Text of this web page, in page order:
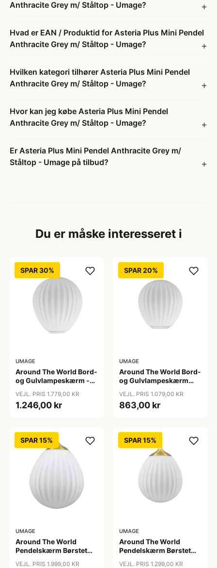
Anthracite Grey m/ Ståltop - Umage?
Hvad er EAN / Produktid for Asteria Plus Mini Pendel
Anthracite Grey m/ Ståltop - Umage?
Hvilken kategori tilhører Asteria Plus Mini Pendel
Anthracite Grey m/ Ståltop - Umage?
Hvor kan jeg købe Asteria Plus Mini Pendel
Anthracite Grey m/ Ståltop - Umage?
Er Asteria Plus Mini Pendel Anthracite Grey m/
Ståltop - Umage på tilbud?
Du er måske interesseret i
SPAR 30%
UMAGE
Around The World Bord-
og Gulvlampeskærm -
haves
VEJL. PRIS 1.779,00 KR
1.246,00 kr
SPAR 20%
UMAGE
Around The World Bord-
og Gulvlampeskærm
VEJL. PRIS 1.079,00 KR
863,00 kr
SPAR 15%
UMAGE
Around The World
Pendelskærm Børstet
VEJL. PRIS 1.999,00 KR
SPAR 15%
UMAGE
Around The World
Pendelskærm Børstet
VEJL. PRIS 1.299,00 KR